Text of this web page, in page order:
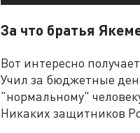
За что братья
Вот интересно
Учил за бюджетные
"нормальному"
Никаких защитников